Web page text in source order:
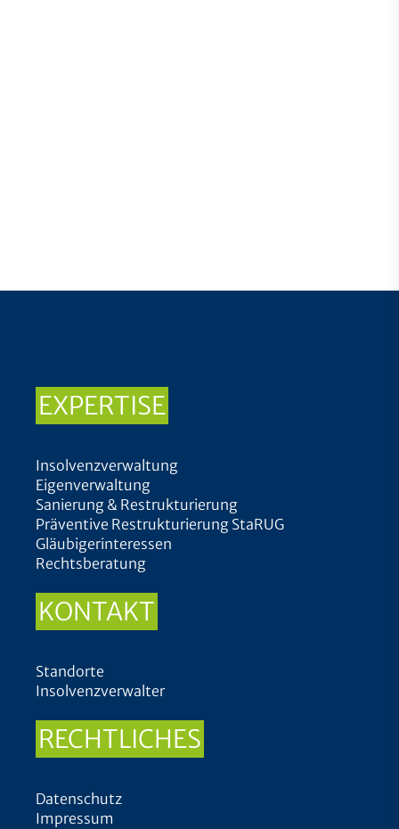
EXPERTISE
Insolvenzverwaltung
Eigenverwaltung
Sanierung & Restrukturierung
Präventive Restrukturierung StaRUG
Gläubigerinteressen
Rechtsberatung
KONTAKT
Standorte
Insolvenzverwalter
RECHTLICHES
Datenschutz
Impressum